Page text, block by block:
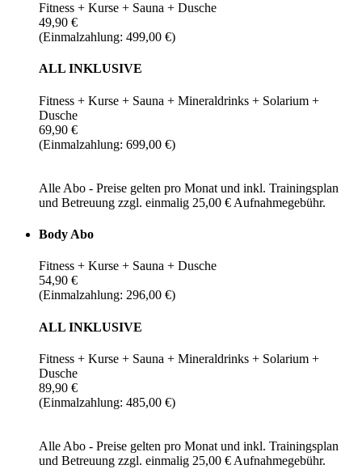
Fitness + Kurse + Sauna + Dusche
49,90 €
(Einmalzahlung: 499,00 €)
ALL INKLUSIVE
Fitness + Kurse + Sauna + Mineraldrinks + Solarium +
Dusche
69,90 €
(Einmalzahlung: 699,00 €)
Alle Abo - Preise gelten pro Monat und inkl. Trainingsplan
und Betreuung zzgl. einmalig 25,00 € Aufnahmegebühr.
Body Abo
Fitness + Kurse + Sauna + Dusche
54,90 €
(Einmalzahlung: 296,00 €)
ALL INKLUSIVE
Fitness + Kurse + Sauna + Mineraldrinks + Solarium +
Dusche
89,90 €
(Einmalzahlung: 485,00 €)
Alle Abo - Preise gelten pro Monat und inkl. Trainingsplan
und Betreuung zzgl. einmalig 25,00 € Aufnahmegebühr.